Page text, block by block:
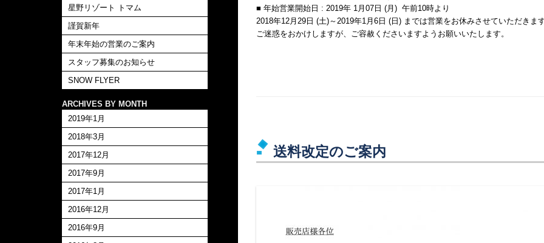
■ 年始営業開始日 : 2019年 1月07日 (月) 午前10時より
2018年12月29日 (土)～2019年1月6日 (日) までは営業をお休みさせていただきま
ご迷惑をおかけしますが、ご容赦くださいますようお願いいたします。
送料改定のご案内
星野リゾート トマム
謹賀新年
年末年始の営業のご案内
スタッフ募集のお知らせ
SNOW FLYER
ARCHIVES BY MONTH
2019年1月
2018年3月
2017年12月
2017年9月
2017年1月
2016年12月
2016年9月